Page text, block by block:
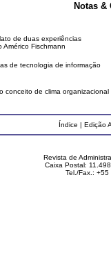
Notas &
de duas experiências
Américo Fischmann
de tecnologia de informação
conceito de clima organizacional
Índice | Edição
Revista de
Caixa Postal:
Tel./Fax.: